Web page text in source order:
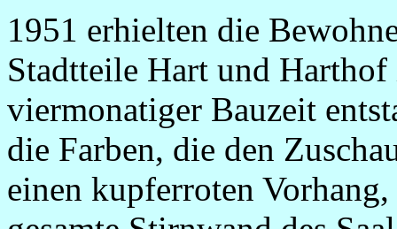
1951 erhielten die
Stadtteile Hart und
viermonatiger Bauzeit
die Farben, die den
einen kupferroten